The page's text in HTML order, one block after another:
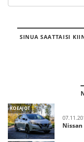
SINUA SAATTAISI
KOEAJOT